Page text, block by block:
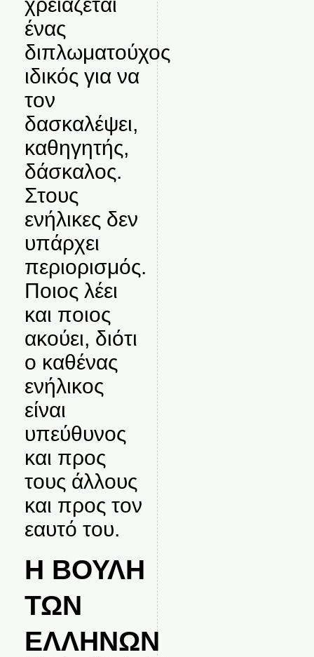
ένας
διπλωματούχος
ιδικός για να
τον
δασκαλέψει,
καθηγητής,
δάσκαλος.
Στους
ενήλικες δεν
υπάρχει
περιορισμός.
Ποιος λέει
και ποιος
ακούει, διότι
ο καθένας
ενήλικος
είναι
υπεύθυνος
και προς
τους άλλους
και προς τον
εαυτό του.
Η ΒΟΥΛΗ
ΤΩΝ
ΕΛΛΗΝΩΝ